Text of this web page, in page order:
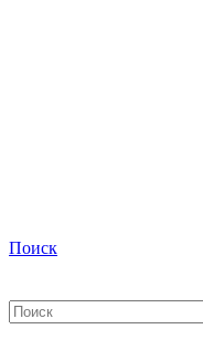
Поиск